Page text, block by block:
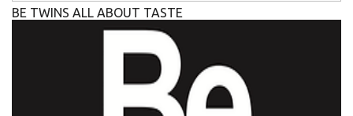
BE TWINS ALL ABOUT TASTE